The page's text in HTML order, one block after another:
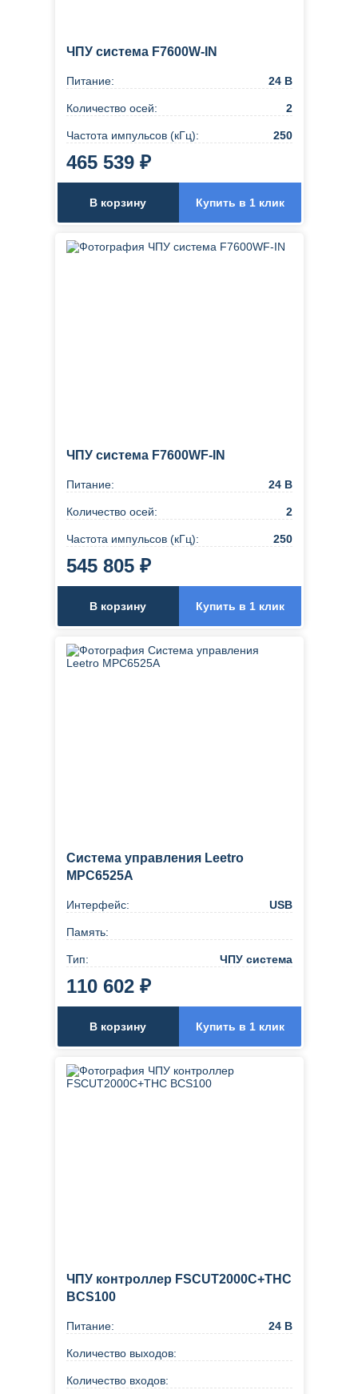
ЧПУ система F7600W-IN
Питание: 24 В
Количество осей: 2
Частота импульсов (кГц): 250
465 539 ₽
В корзину Купить в 1 клик
ЧПУ система F7600WF-IN
Питание: 24 В
Количество осей: 2
Частота импульсов (кГц): 250
545 805 ₽
В корзину Купить в 1 клик
Система управления Leetro
MPC6525A
Интерфейс: USB
Память:
Тип: ЧПУ система
110 602 ₽
В корзину Купить в 1 клик
ЧПУ контроллер FSCUT2000C+THC
BCS100
Питание: 24 В
Количество выходов:
Количество входов: